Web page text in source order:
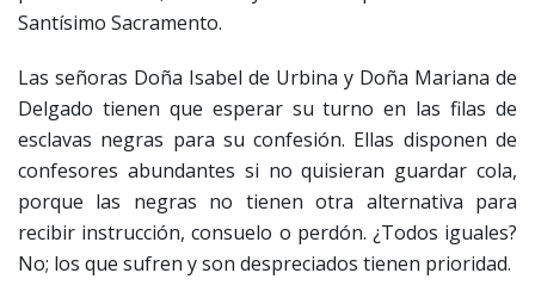
Santísimo Sacramento.
Las señoras Doña Isabel de Urbina y Doña Mariana de
Delgado tienen que esperar su turno en las filas de
esclavas negras para su confesión. Ellas disponen de
confesores abundantes si no quisieran guardar cola,
porque las negras no tienen otra alternativa para
recibir instrucción, consuelo o perdón. ¿Todos iguales?
No; los que sufren y son despreciados tienen prioridad.